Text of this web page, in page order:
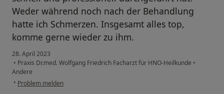
Weder während noch nach der Behandlung
hatte ich Schmerzen. Insgesamt alles top,
komme gerne wieder zu ihm.
28. April 2023
• Praxis Dr.med. Wolfgang Friedrich Facharzt für HNO-Heilkunde •
Andere
• Problem melden